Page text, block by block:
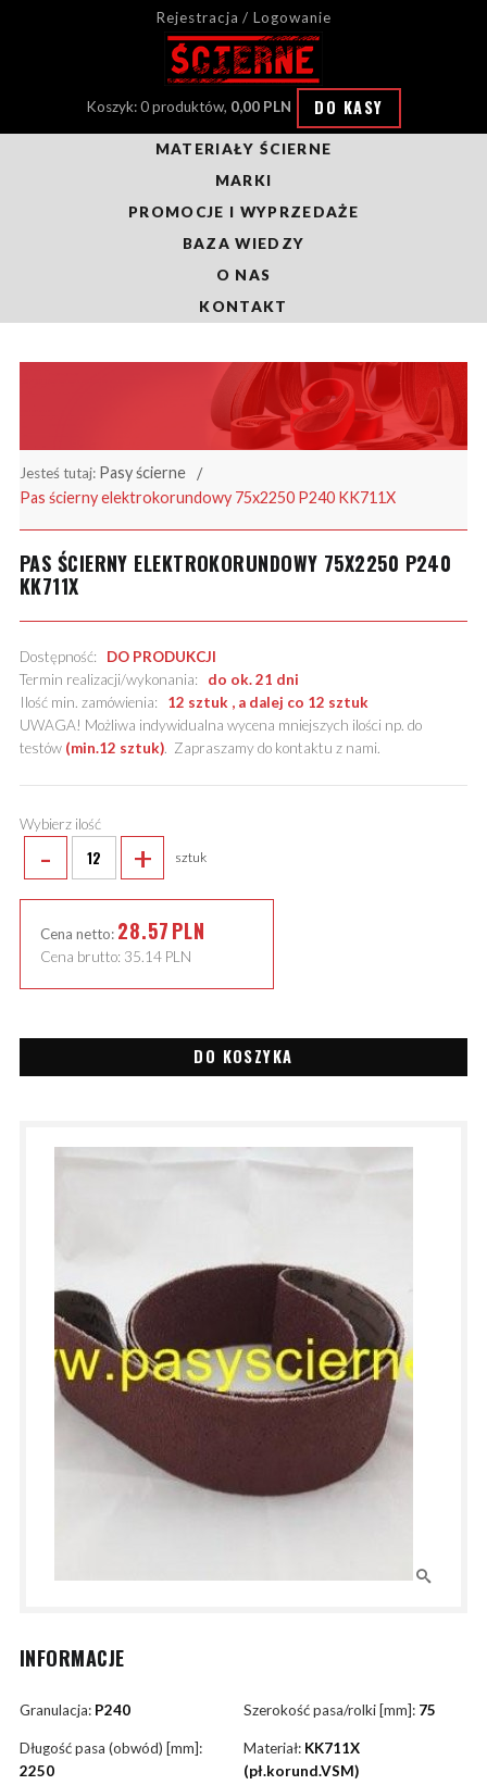
Rejestracja / Logowanie
Koszyk: 0 produktów, 0,00 PLN DO KASY
MATERIAŁY ŚCIERNE
MARKI
PROMOCJE I WYPRZEDAŻE
BAZA WIEDZY
O NAS
KONTAKT
Jesteś tutaj: Pasy ścierne
Pas ścierny elektrokorundowy 75x2250 P240 KK711X
PAS ŚCIERNY ELEKTROKORUNDOWY 75X2250 P240
KK711X
Dostępność: DO PRODUKCJI
Termin realizacji/wykonania: do ok. 21 dni
Ilość min. zamówienia: 12 sztuk , a dalej co 12 sztuk
UWAGA! Możliwa indywidualna wycena mniejszych ilości np. do
testów (min.12 sztuk). Zapraszamy do kontaktu z nami.
Wybierz ilość
- + sztuk
Cena netto: 28.57PLN
Cena brutto: 35.14 PLN
DO KOSZYKA
INFORMACJE
Granulacja: P240 Szerokość pasa/rolki [mm]: 75
Długość pasa (obwód) [mm]:
2250
Materiał: KK711X
(pł.korund.VSM)